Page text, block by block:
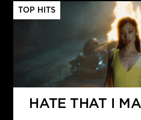
Hits – 96.5 FM
TOP HITS
HATE THAT I